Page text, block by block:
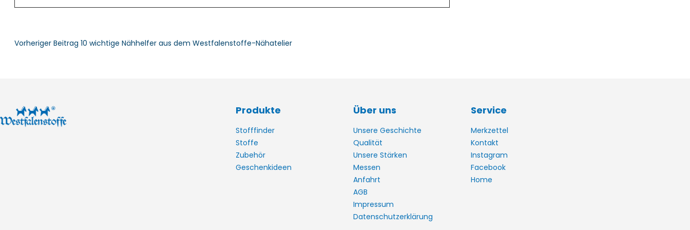
Vorheriger Beitrag 10 wichtige Nähhelfer aus dem Westfalenstoffe-Nähatelier
Produkte
Stofffinder
Stoffe
Zubehör
Geschenkideen
Über uns
Unsere Geschichte
Qualität
Unsere Stärken
Messen
Anfahrt
AGB
Impressum
Datenschutzerklärung
Service
Merkzettel
Kontakt
Instagram
Facebook
Home